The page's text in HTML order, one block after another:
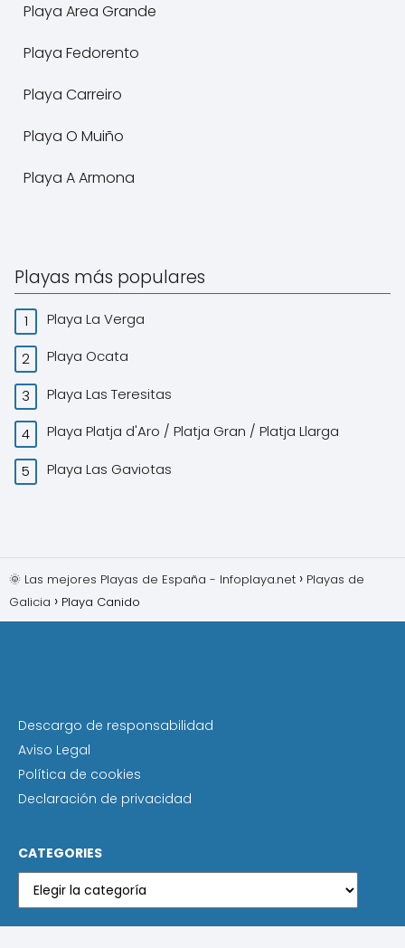
Playa Area Grande
Playa Fedorento
Playa Carreiro
Playa O Muiño
Playa A Armona
Playas más populares
Playa La Verga
Playa Ocata
Playa Las Teresitas
Playa Platja d'Aro / Platja Gran / Platja Llarga
Playa Las Gaviotas
🌞 Las mejores Playas de España - Infoplaya.net
Playas de
Galicia
Playa Canido
Descargo de responsabilidad
Aviso Legal
Política de cookies
Declaración de privacidad
CATEGORIES